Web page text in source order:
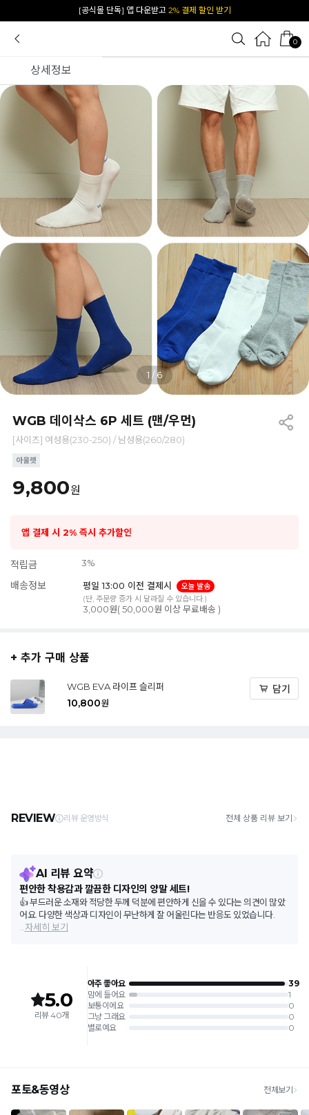
카카오 플친 추가하면1천원 즉시 할인 쿠폰
0
상세정보
1 /6
WGB 데이삭스 6P 세트 (맨/우먼)
[사이즈] 여성용(230-250) / 남성용(260/280)
9,800원
앱 결제 시 2% 즉시 추가할인
적립금 3%
배송정보 평일 13:00 이전 결제시
오늘 발송
(단, 주문량 증가 시 달라질 수 있습니다.)
3,000원( 50,000원 이상 무료배송 )
+ 추가 구매 상품
WGB EVA 라이프 슬리퍼
10,800원
담기